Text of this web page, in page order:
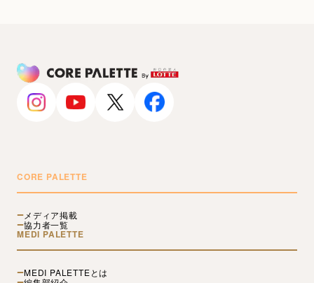
CORE PALETTE
メディア掲載
協力者一覧
MEDI PALETTE
MEDI PALETTEとは